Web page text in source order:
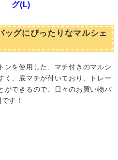
グ(L)
ッグにぴったりなマルシェ
ンを使用した、マチ付きのマルシ
く、底マチが付いており、トレー
ができるので、日々のお買い物バ
す！